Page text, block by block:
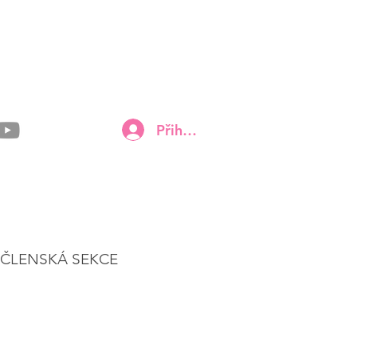
Přihlásit
ČLENSKÁ SEKCE